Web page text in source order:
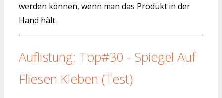
werden können, wenn man das Produkt in der
Hand hält.
Auflistung: Top#30 - Spiegel Auf
Fliesen Kleben (Test)